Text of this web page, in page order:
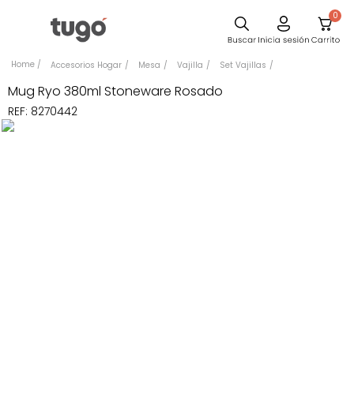
0
Accesorios Hogar Mesa Vajilla Set Vajillas
Mug Ryo 380ml Stoneware Rosado
REF: 8270442
Comedor
Silla